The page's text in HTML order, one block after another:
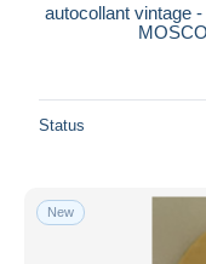
autocollant vintage
Status
New